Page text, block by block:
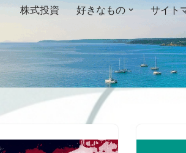
株式投資
好きなもの サイト